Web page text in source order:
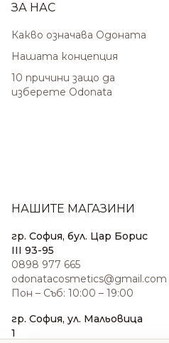
ЗА НАС
Какво означава Одоната
Нашата концепция
10 причини защо да
изберете Odonata
НАШИТЕ МАГАЗИНИ
гр. София, бул. Цар Борис
III 93-95
0898 977 665
odonatacosmetics@gmail.com
Пон – Съб: 10:00 – 19:00
гр. София, ул. Мальовица
1